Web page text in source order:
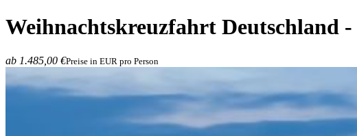
Weihnachtskreuzfahrt Deutschland
ab 1.485,00 €Preise in EUR pro Person